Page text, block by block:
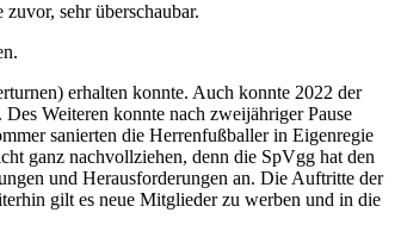
sehr überschaubar.
erhalten konnte. Auch konnte 2022 der
Weiteren konnte nach zweijähriger Pause
sanierten die Herrenfußballer in Eigenregie
ganz nachvollziehen, denn die SpVgg hat den
und Herausforderungen an. Die Auftritte der
gilt es neue Mitglieder zu werben und in die